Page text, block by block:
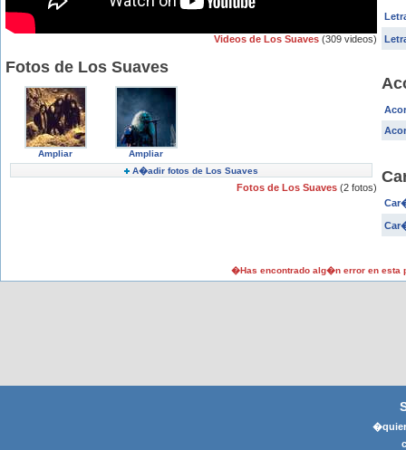
Videos de Los Suaves (309 videos)
Fotos de Los Suaves
Ampliar
Ampliar
A�adir fotos de Los Suaves
Fotos de Los Suaves (2 fotos)
�Has encontrado alg�n error en esta